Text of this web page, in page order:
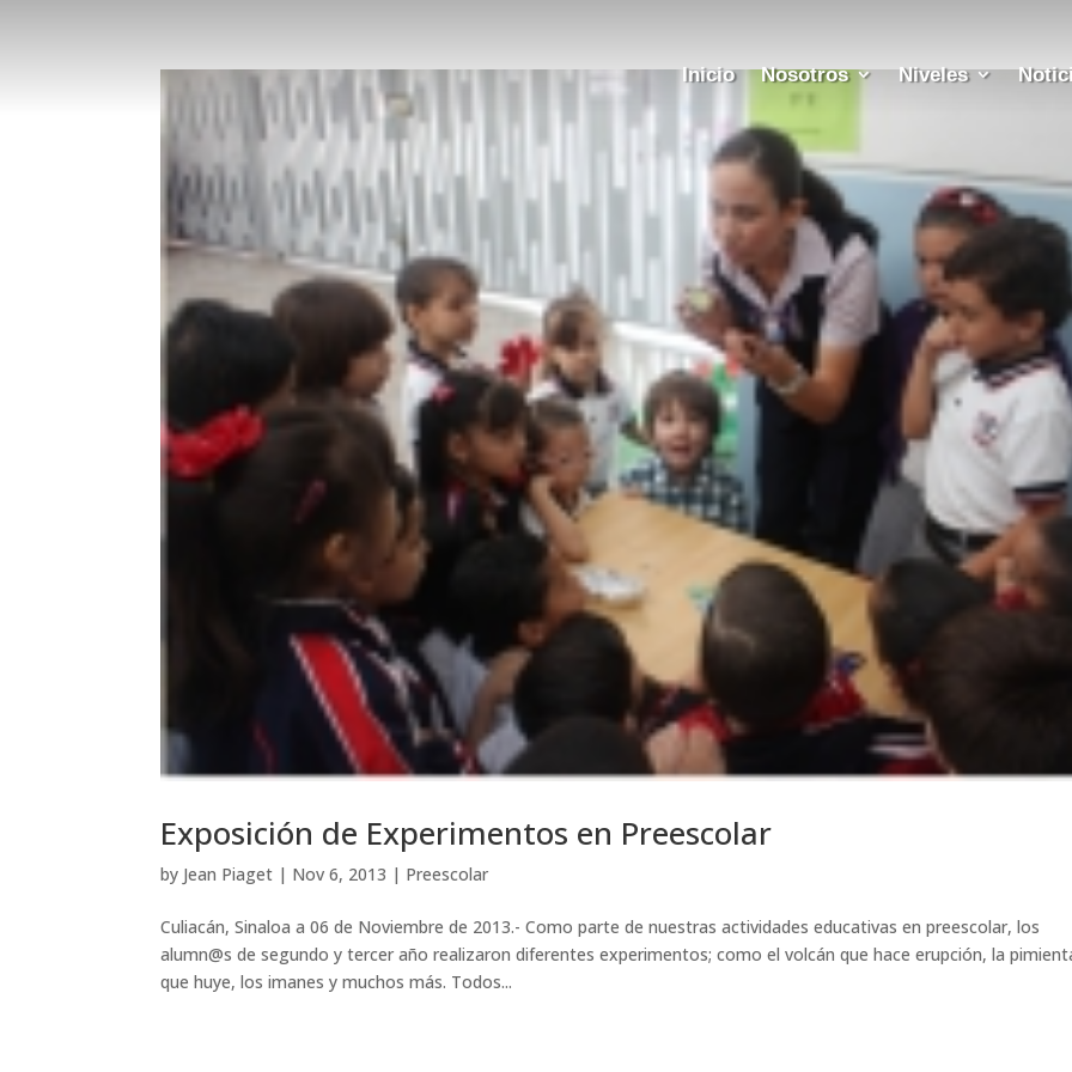
Inicio Nosotros Niveles
Exposición de Experimentos en Preescolar
by Jean Piaget | Nov 6, 2013 | Preescolar
Culiacán, Sinaloa a 06 de Noviembre de 2013.- Como parte de nuestras actividades educativas en preescolar, los
alumn@s de segundo y tercer año realizaron diferentes experimentos; como el volcán que hace erupción, la
que huye, los imanes y muchos más. Todos...